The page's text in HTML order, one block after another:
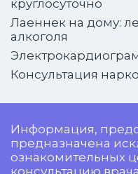
круглосуточно
Лаеннек на дому:
алкоголя
Консультация
Информация,
предназначена
ознакомительных
консультацию